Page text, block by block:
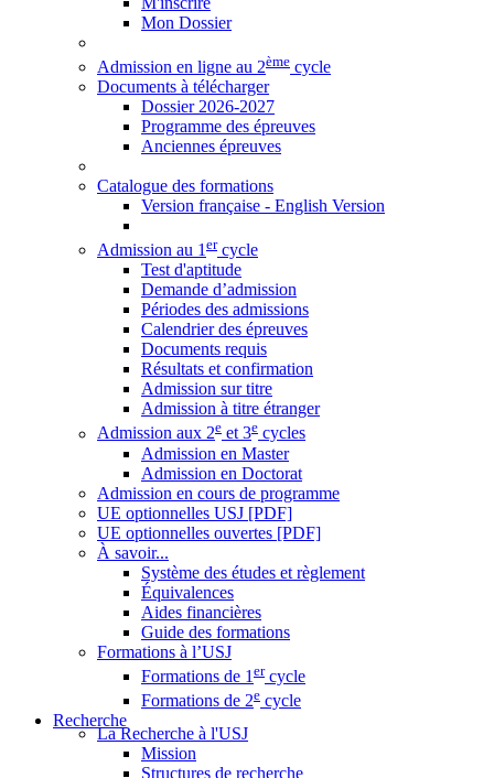
Mon Dossier
Admission en ligne au 2ème cycle
Documents à télécharger
Dossier 2026-2027
Programme des épreuves
Anciennes épreuves
Catalogue des formations
Version française - English Version
Admission au 1 ercycle
Test d'aptitude
Demande d’admission
Périodes des admissions
Calendrier des épreuves
Documents requis
Résultats et confirmation
Admission sur titre
Admission à titre étranger
Admission aux 2e et 3e cycles
Admission en Master
Admission en Doctorat
Admission en cours de programme
UE optionnelles USJ [PDF]
UE optionnelles ouvertes [PDF]
À savoir...
Système des études et règlement
Équivalences
Aides financières
Guide des formations
Formations à l’USJ
Formations de 1 ercycle
Formations de 2e cycle
Recherche
La Recherche à l'USJ
Mission
Structures de recherche